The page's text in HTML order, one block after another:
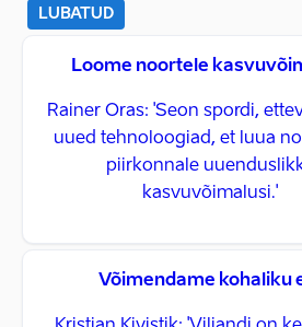
LUBATUD
Loome noortele
Rainer Oras: 'Seon spordi,
uued tehnoloogiad, et luua
piirkonnale
kasvuvõimalusi.'
Võimendame kohaliku